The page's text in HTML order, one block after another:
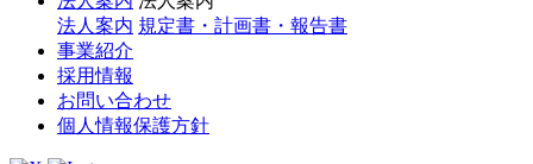
法人案内 規定書・計画書・報告書
事業紹介
採用情報
お問い合わせ
個人情報保護方針